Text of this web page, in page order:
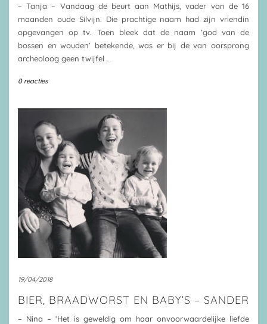
– Tanja – Vandaag de beurt aan Mathijs, vader van de 16
maanden oude Silvijn. Die prachtige naam had zijn vriendin
opgevangen op tv. Toen bleek dat de naam ‘god van de
bossen en wouden’ betekende, was er bij de van oorsprong
archeoloog geen twijfel
0 reacties
19/04/2018
BIER, BRAADWORST EN BABY’S – SANDER
– Nina – ‘Het is geweldig om haar onvoorwaardelijke liefde